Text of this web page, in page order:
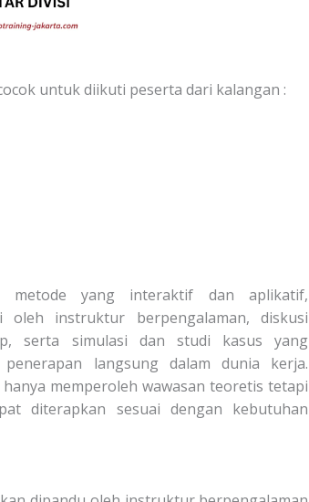
untuk diikuti peserta dari kalangan :
metode yang interaktif dan aplikatif,
oleh instruktur berpengalaman, diskusi
serta simulasi dan studi kasus yang
langsung dalam dunia kerja.
memperoleh wawasan teoretis tetapi
diterapkan sesuai dengan kebutuhan